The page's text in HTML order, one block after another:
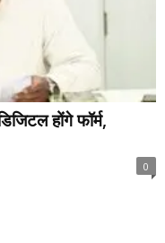
होंगे फॉर्म,
0